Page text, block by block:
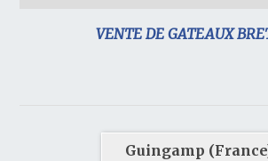
VENTE DE GATEAUX
Guingamp